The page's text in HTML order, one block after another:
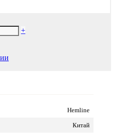
+
Hemline
Китай